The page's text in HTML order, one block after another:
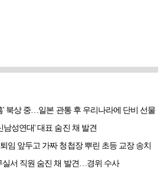
' 북상 중…일본 관통 후 우리나라에 단비 선물
남성연대' 대표 숨진 채 발견
임 앞두고 가짜 청첩장 뿌린 초등 교장 송치
실서 직원 숨진 채 발견…경위 수사